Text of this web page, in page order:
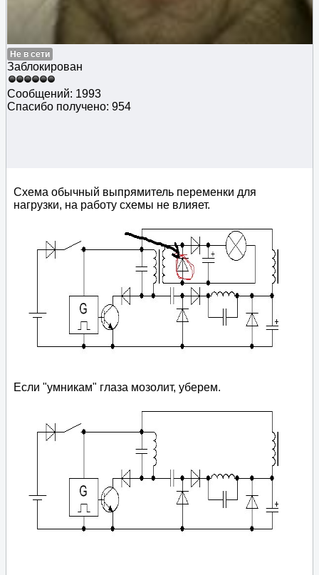
Не в сети
Заблокирован
Сообщений: 1993
Спасибо получено: 954
Схема обычный выпрямитель переменки для
нагрузки, на работу схемы не влияет.
Если "умникам" глаза мозолит, уберем.